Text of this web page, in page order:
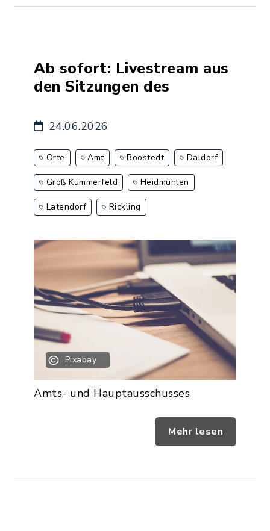
Ab sofort: Livestream aus
den Sitzungen des
24.06.2026
Orte Amt Boostedt Daldorf
Groß Kummerfeld Heidmühlen
Latendorf Rickling
Pixabay
Amts- und Hauptausschusses
Mehr lesen